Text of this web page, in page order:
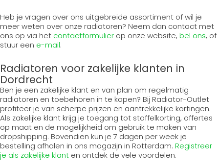
Heb je vragen over ons uitgebreide assortiment of wil je
meer weten over onze radiatoren? Neem dan contact met
ons op via het contactformulier op onze website, bel ons, of
stuur een e-mail.
Radiatoren voor zakelijke klanten in
Dordrecht
Ben je een zakelijke klant en van plan om regelmatig
radiatoren en toebehoren in te kopen? Bij Radiator-Outlet
profiteer je van scherpe prijzen en aantrekkelijke kortingen.
Als zakelijke klant krijg je toegang tot staffelkorting, offertes
op maat en de mogelijkheid om gebruik te maken van
dropshipping. Bovendien kun je 7 dagen per week je
bestelling afhalen in ons magazijn in Rotterdam. Registreer
je als zakelijke klant en ontdek de vele voordelen.